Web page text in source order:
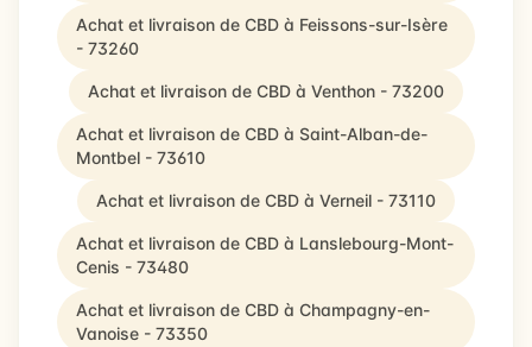
Achat et livraison de CBD à Feissons-sur-Isère
- 73260
Achat et livraison de CBD à Venthon - 73200
Achat et livraison de CBD à Saint-Alban-de-
Montbel - 73610
Achat et livraison de CBD à Verneil - 73110
Achat et livraison de CBD à Lanslebourg-Mont-
Cenis - 73480
Achat et livraison de CBD à Champagny-en-
Vanoise - 73350